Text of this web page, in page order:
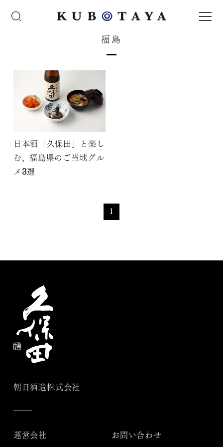
福島
日本酒「久保田」と楽し
む、福島県のご当地グル
メ3選
1
朝日酒造株式会社
運営会社 お問い合わせ